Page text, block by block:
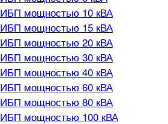
ИБП мощностью 10 кВА
ИБП мощностью 15 кВА
ИБП мощностью 20 кВА
ИБП мощностью 30 кВА
ИБП мощностью 40 кВА
ИБП мощностью 60 кВА
ИБП мощностью 80 кВА
ИБП мощностью 100 кВА